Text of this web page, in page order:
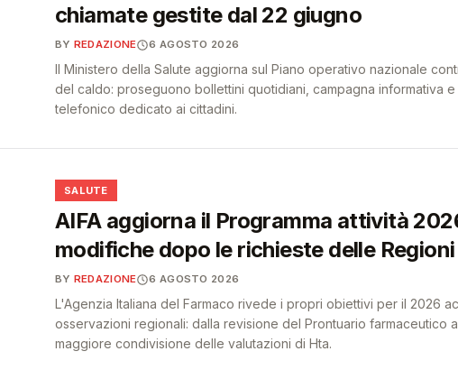
chiamate gestite dal 22 giugno
BY REDAZIONE 6 AGOSTO 2026
Il Ministero della Salute aggiorna sul Piano operativo nazionale
del caldo: proseguono bollettini quotidiani, campagna informativa
telefonico dedicato ai cittadini.
SALUTE
AIFA aggiorna il Programma attività
modifiche dopo le richieste delle Regioni
BY REDAZIONE 6 AGOSTO 2026
L'Agenzia Italiana del Farmaco rivede i propri obiettivi per il 2026
osservazioni regionali: dalla revisione del Prontuario farmaceutico
maggiore condivisione delle valutazioni di Hta.